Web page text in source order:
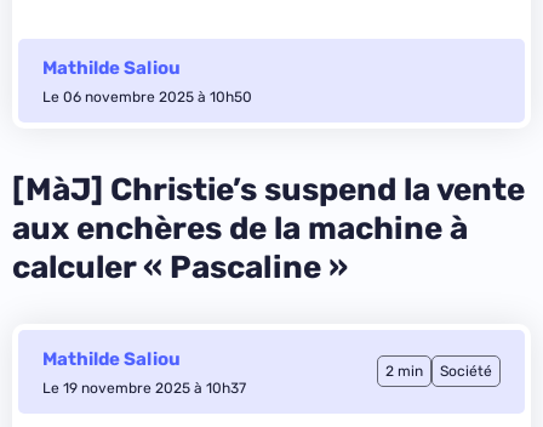
Mathilde Saliou
Le 06 novembre 2025 à 10h50
[MàJ] Christie’s suspend la vente
aux enchères de la machine à
calculer « Pascaline »
Mathilde Saliou
Le 19 novembre 2025 à 10h37
2 min Société